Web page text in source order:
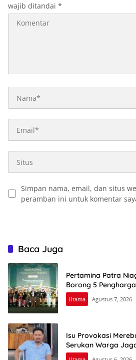
wajib ditandai *
Simpan nama, email, dan situs
peramban ini untuk komentar
Baca Juga
Pertamina Patra
Borong 5
Utama Agustus 7, 2026
Isu Provokasi
Serukan Warga